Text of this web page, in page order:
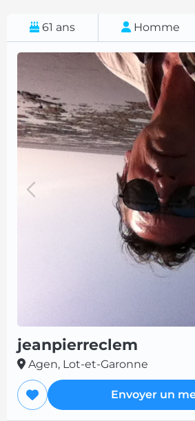
61 ans Homme
jeanpierreclem
Agen, Lot-et-Garonne
Envoyer un